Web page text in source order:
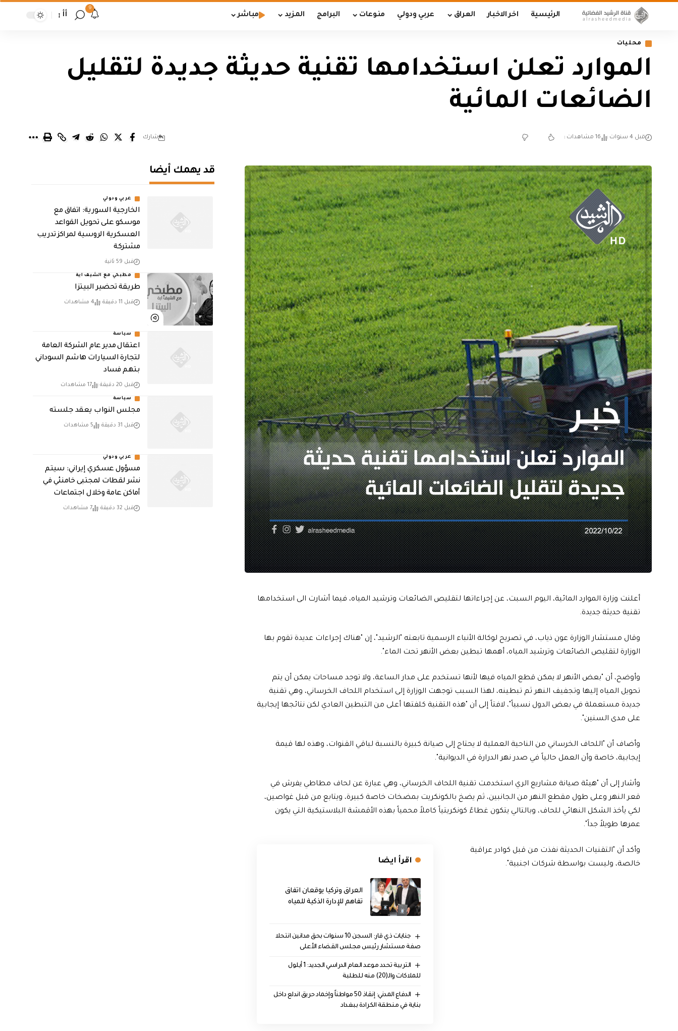
الرئيسية اخر الاخبار العراق عربي ودولي منوعات البرامج المزيد مباشر
9
أأ
محليات
الموارد تعلن استخدامها تقنية حديثة جديدة لتقليل
الضائعات المائية
قبل 4 سنوات 16 مشاهدات شارك
أعلنت وزارة الموارد المائية، اليوم السبت، عن إجراءاتها لتقليص الضائعات وترشيد المياه، فيما أشارت الى استخدامها
تقنية حديثة جديدة.
وقال مستشار الوزارة عون ذياب، في تصريح لوكالة الأنباء الرسمية تابعته "الرشيد"، إن "هناك إجراءات عديدة تقوم بها
الوزارة لتقليص الضائعات وترشيد المياه، أهمها تبطين بعض الأنهر تحت الماء".
وأوضح، أن "بعض الأنهر لا يمكن قطع المياه فيها لأنها تستخدم على مدار الساعة، ولا توجد مساحات يمكن أن يتم
تحويل المياه إليها وتجفيف النهر ثم تبطينه، لهذا السبب توجهت الوزارة إلى استخدام اللحاف الخرساني، وهي تقنية
جديدة مستعملة في بعض الدول نسبياً"، لافتاً إلى أن "هذه التقنية كلفتها أعلى من التبطين العادي لكن نتائجها إيجابية
على مدى السنين".
وأضاف أن "اللحاف الخرساني من الناحية العملية لا يحتاج إلى صيانة كبيرة بالنسبة لباقي القنوات، وهذه لها قيمة
إيجابية، خاصة وأن العمل حالياً في صدر نهر الدرارة في الديوانية".
وأشار إلى أن "هيئة صيانة مشاريع الري استخدمت تقنية اللحاف الخرساني، وهي عبارة عن لحاف مطاطي يفرش في
قعر النهر وعلى طول مقطع النهر من الجانبين، ثم يضخ بالكونكريت بمضخات خاصة كبيرة، ويتابع من قبل غواصين،
لكي يأخذ الشكل النهائي للحاف، وبالتالي يتكون غطاءً كونكريتياً كاملاً محمياً بهذه الأقمشة البلاستيكية التي يكون
عمرها طويلاً جداً".
اقرأ ايضا
العراق وتركيا يوقعان اتفاق
تفاهم للإدارة الذكية للمياه
جنايات ذي قار: السجن 10 سنوات بحق مدانين انتحلا
صفة مستشار رئيس مجلس القضاء الأعلى
التربية تحدد موعد العام الدراسي الجديد: 1 أيلول
للملاكات والـ(20) منه للطلبة
الدفاع المدني: إنقاذ 50 مواطناً وإخماد حريق اندلع داخل
بناية في منطقة الكرادة ببغداد
وأكد أن "التقنيات الحديثة نفذت من قبل كوادر عراقية
خالصة، وليست بواسطة شركات اجنبية".
قد يهمك أيضا
عربي ودولي
الخارجية السورية: اتفاق مع
موسكو على تحويل القواعد
العسكرية الروسية لمراكز تدريب
مشتركة
قبل 59 ثانية
مطبخي مع الشيف اية
طريقة تحضير البيتزا
قبل 11 دقيقة 4 مشاهدات
سياسة
اعتقال مدير عام الشركة العامة
لتجارة السيارات هاشم السوداني
بتهم فساد
قبل 20 دقيقة 17 مشاهدات
سياسة
مجلس النواب يعقد جلسته
قبل 31 دقيقة 5 مشاهدات
عربي ودولي
مسؤول عسكري إيراني: سيتم
نشر لقطات لمجتبى خامنئي في
أماكن عامة وخلال اجتماعات
قبل 32 دقيقة 7 مشاهدات